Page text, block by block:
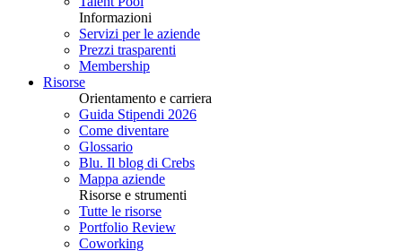
Informazioni
Servizi per le aziende
Prezzi trasparenti
Membership
Risorse
Orientamento e carriera
Guida Stipendi 2026
Come diventare
Glossario
Blu. Il blog di Crebs
Mappa aziende
Risorse e strumenti
Tutte le risorse
Portfolio Review
Coworking